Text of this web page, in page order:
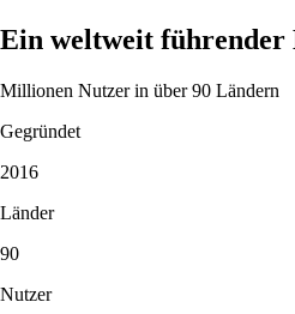
Ein weltweit
Millionen Nutzer in über 90 Ländern
Gegründet
2016
Länder
90
Nutzer